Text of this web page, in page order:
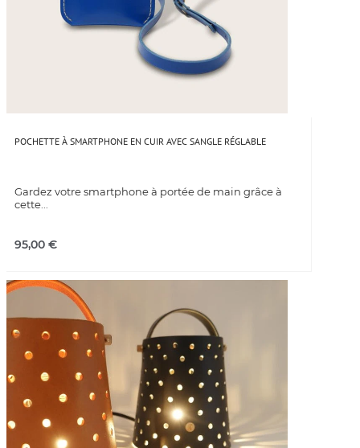
POCHETTE À SMARTPHONE EN CUIR AVEC SANGLE RÉGLABLE
Gardez votre smartphone à portée de main grâce à
cette...
95,00 €